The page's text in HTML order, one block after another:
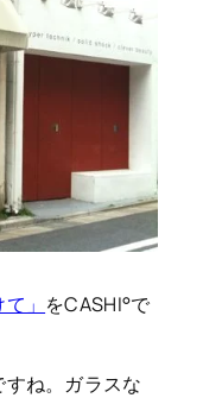
」 をCASHI°で
ね。ガラスな